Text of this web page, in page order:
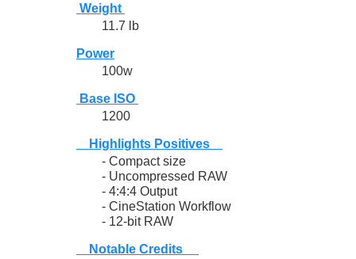
Weight
11.7 lb
Power
100w
Base ISO
1200
Highlights Positives
- Compact size
- Uncompressed RAW
- 4:4:4 Output
- CineStation Workflow
- 12-bit RAW
Notable Credits